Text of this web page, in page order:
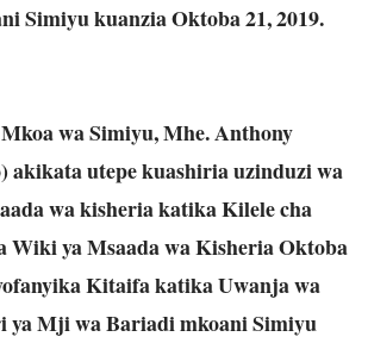
Simiyu kuanzia Oktoba 21, 2019.
wa Simiyu, Mhe. Anthony
akikata utepe kuashiria uzinduzi wa
wa kisheria katika Kilele cha
Wiki ya Msaada wa Kisheria Oktoba
Kitaifa katika Uwanja wa
ya Mji wa Bariadi mkoani Simiyu